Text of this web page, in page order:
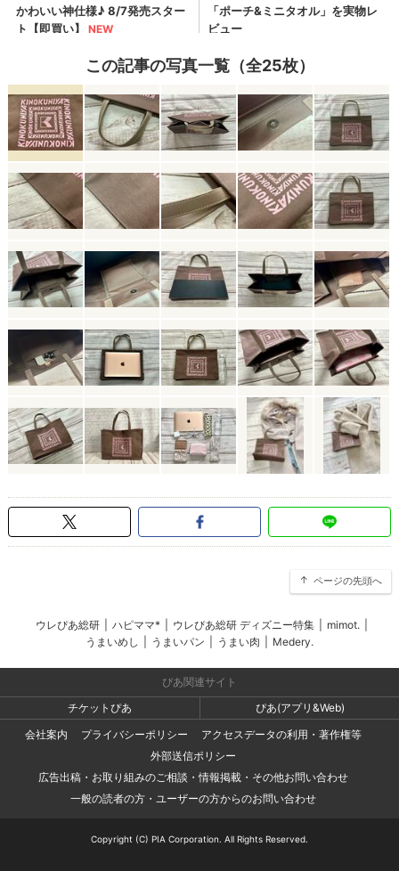
この記事の写真一覧（全25枚）
ページの先頭へ
ウレぴあ総研 ハピママ* ウレぴあ総研 ディズニー特集 mimot.
うまいめし
うまいパン うまい肉 Medery.
ぴあ関連サイト
チケットぴあ
ぴあ(アプリ&Web)
会社案内
プライバシーポリシー
アクセスデータの利用・著作権等
外部送信ポリシー
広告出稿・お取り組みのご相談・情報掲載・その他お問い合わせ
一般の読者の方・ユーザーの方からのお問い合わせ
Copyright (C) PIA Corporation. All Rights Reserved.